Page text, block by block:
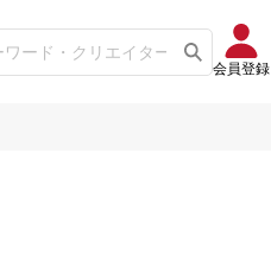
会員登録